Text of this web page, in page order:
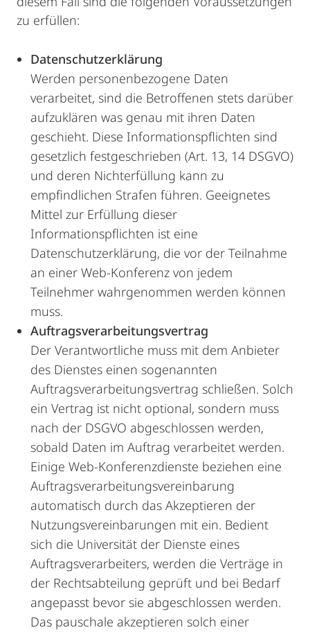
zu erfüllen:
Datenschutzerklärung
Werden personenbezogene Daten
verarbeitet, sind die Betroffenen stets darüber
aufzuklären was genau mit ihren Daten
geschieht. Diese Informationspflichten sind
gesetzlich festgeschrieben (Art. 13, 14 DSGVO)
und deren Nichterfüllung kann zu
empfindlichen Strafen führen. Geeignetes
Mittel zur Erfüllung dieser
Informationspflichten ist eine
Datenschutzerklärung, die vor der Teilnahme
an einer Web-Konferenz von jedem
Teilnehmer wahrgenommen werden können
muss.
Auftragsverarbeitungsvertrag
Der Verantwortliche muss mit dem Anbieter
des Dienstes einen sogenannten
Auftragsverarbeitungsvertrag schließen. Solch
ein Vertrag ist nicht optional, sondern muss
nach der DSGVO abgeschlossen werden,
sobald Daten im Auftrag verarbeitet werden.
Einige Web-Konferenzdienste beziehen eine
Auftragsverarbeitungsvereinbarung
automatisch durch das Akzeptieren der
Nutzungsvereinbarungen mit ein. Bedient
sich die Universität der Dienste eines
Auftragsverarbeiters, werden die Verträge in
der Rechtsabteilung geprüft und bei Bedarf
angepasst bevor sie abgeschlossen werden.
Das pauschale akzeptieren solch einer